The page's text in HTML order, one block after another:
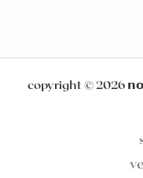
copyright © 2026